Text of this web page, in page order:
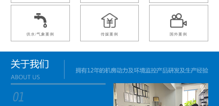
供水/气象案例 传媒案例 国外案例